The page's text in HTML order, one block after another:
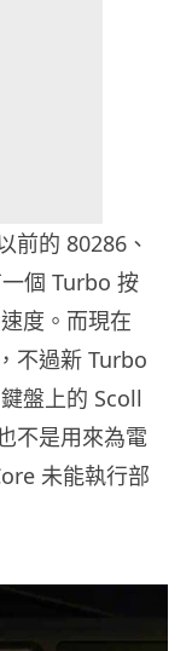
前的 80286、
個 Turbo 按
度。而現在
不過新 Turbo
盤上的 Scoll
不是用來為電
未能執行部